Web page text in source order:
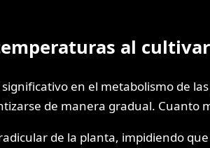
al
en el metabolismo de
de manera gradual. Cuanto
de la planta, impidiendo